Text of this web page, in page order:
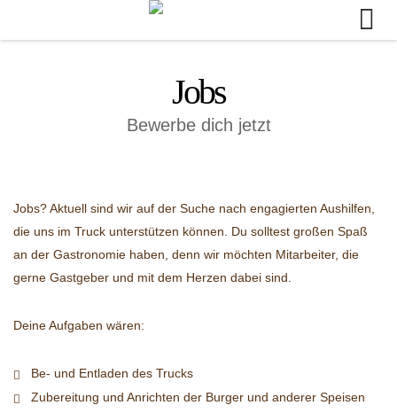
Jobs
Bewerbe dich jetzt
Jobs? Aktuell sind wir auf der Suche nach engagierten Aushilfen,
die uns im Truck unterstützen können. Du solltest großen Spaß
an der Gastronomie haben, denn wir möchten Mitarbeiter, die
gerne Gastgeber und mit dem Herzen dabei sind.
Deine Aufgaben wären:
Be- und Entladen des Trucks
Zubereitung und Anrichten der Burger und anderer Speisen